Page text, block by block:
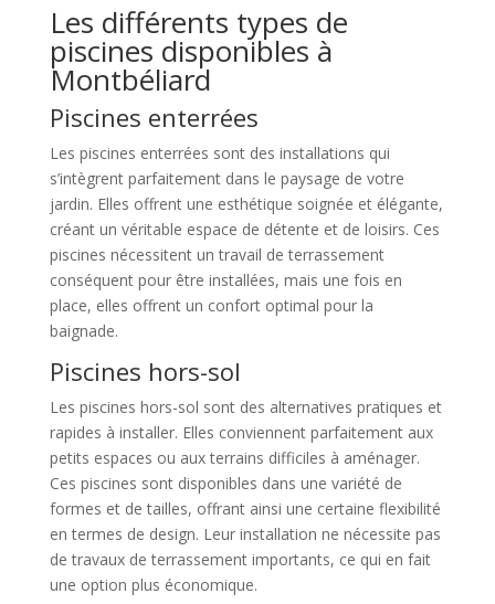
Les différents types de
piscines disponibles à
Montbéliard
Piscines enterrées
Les piscines enterrées sont des installations qui
s’intègrent parfaitement dans le paysage de votre
jardin. Elles offrent une esthétique soignée et élégante,
créant un véritable espace de détente et de loisirs. Ces
piscines nécessitent un travail de terrassement
conséquent pour être installées, mais une fois en
place, elles offrent un confort optimal pour la
baignade.
Piscines hors-sol
Les piscines hors-sol sont des alternatives pratiques et
rapides à installer. Elles conviennent parfaitement aux
petits espaces ou aux terrains difficiles à aménager.
Ces piscines sont disponibles dans une variété de
formes et de tailles, offrant ainsi une certaine flexibilité
en termes de design. Leur installation ne nécessite pas
de travaux de terrassement importants, ce qui en fait
une option plus économique.